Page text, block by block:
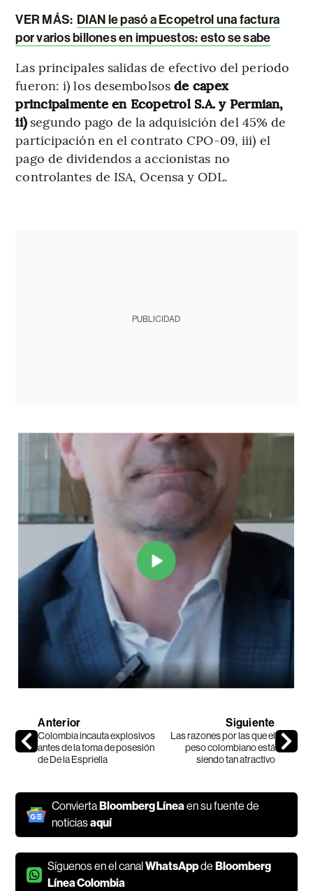
VER MÁS: DIAN le pasó a Ecopetrol una factura
por varios billones en impuestos: esto se sabe
Las principales salidas de efectivo del periodo
fueron: i) los desembolsosde capex
principalmente en Ecopetrol S.A. y Permian,
ii)segundo pago de la adquisición del 45% de
participación en el contrato CPO-09, iii) el
pago de dividendos a accionistas no
controlantes de ISA, Ocensa y ODL.
PUBLICIDAD
Anterior
Colombia incauta explosivos
antes de la toma de posesión
de De la Espriella
Siguiente
Las razones por las que el
peso colombiano está
siendo tan atractivo
ConviertaBloomberg Líneaen su fuente de
noticiasaquí
Síguenos en el canalWhatsAppdeBloomberg
Línea Colombia